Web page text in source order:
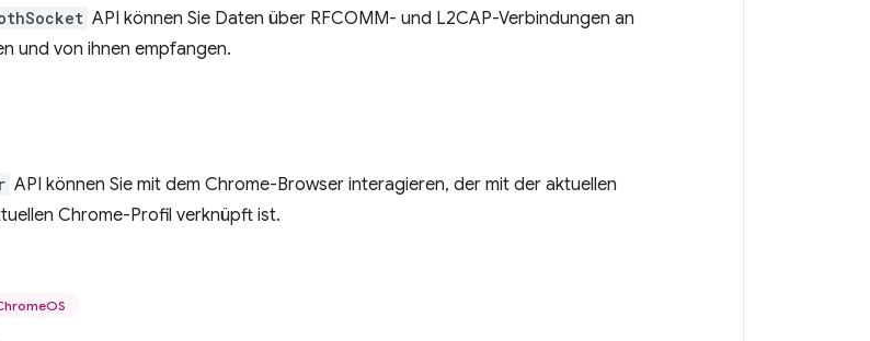
API können Sie Daten über RFCOMM- und L2CAP-Verbindungen an
und von ihnen empfangen.
API können Sie mit dem Chrome-Browser interagieren, der mit der aktuellen
Chrome-Profil verknüpft ist.